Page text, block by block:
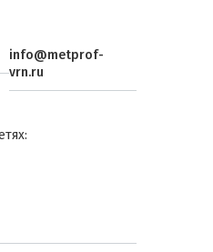
info@metprof-
vrn.ru